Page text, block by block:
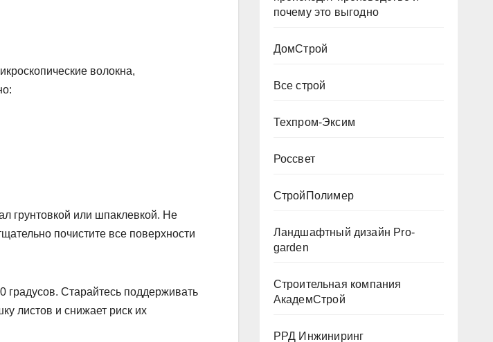
волокна,
грунтовкой или шпаклевкой. Не
почистите все поверхности
градусов. Старайтесь поддерживать
листов и снижает риск их
почему это выгодно
ДомСтрой
Все строй
Техпром-Эксим
Россвет
СтройПолимер
Ландшафтный дизайн Pro-
garden
Строительная компания
АкадемСтрой
РРД Инжиниринг